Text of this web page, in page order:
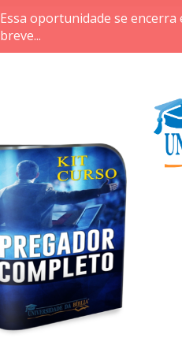
Essa oportunidade se encerra
breve...